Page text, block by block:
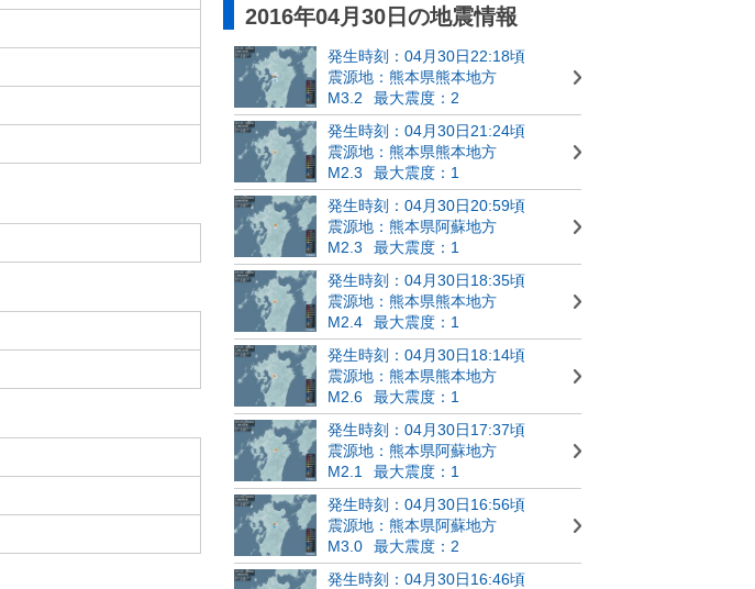
2016年04月30日の地震情報
発生時刻：04月30日22:18頃
震源地：熊本県熊本地方
M3.2
最大震度：2
発生時刻：04月30日21:24頃
震源地：熊本県熊本地方
M2.3
最大震度：1
発生時刻：04月30日20:59頃
震源地：熊本県阿蘇地方
M2.3
最大震度：1
発生時刻：04月30日18:35頃
震源地：熊本県熊本地方
M2.4
最大震度：1
発生時刻：04月30日18:14頃
震源地：熊本県熊本地方
M2.6
最大震度：1
発生時刻：04月30日17:37頃
震源地：熊本県阿蘇地方
M2.1
最大震度：1
発生時刻：04月30日16:56頃
震源地：熊本県阿蘇地方
M3.0
最大震度：2
発生時刻：04月30日16:46頃